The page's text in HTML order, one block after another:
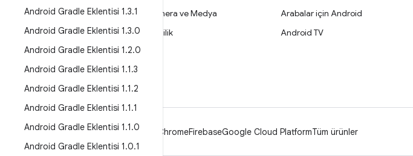
Android Gradle Eklentisi 1.3.1
Android Gradle Eklentisi 1.3.0
Android Gradle Eklentisi 1.2.0
Android Gradle Eklentisi 1.1.3
Android Gradle Eklentisi 1.1.2
Android Gradle Eklentisi 1.1.1
Android Gradle Eklentisi 1.1.0
Android Gradle Eklentisi 1.0.1
Güvenlik
Kaynak
Haber
Blog
Podcast'ler
Kamera ve Medya
Gizlilik
Arabalar için Android
Android TV
Android ChromeFirebaseGoogle Cloud PlatformTüm ürünler